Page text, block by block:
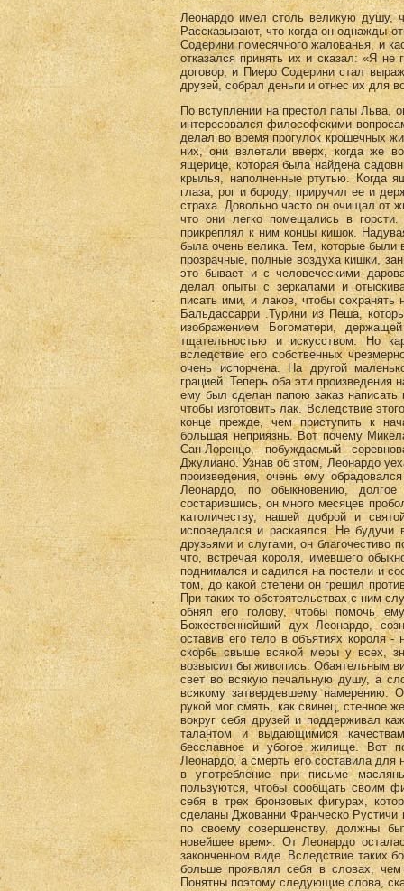
Леонардо имел столь великую душу,
Рассказывают, что когда он однажды
Содерини помесячного жалованья, и
отказался принять их и сказал: «Я
договор, и Пиеро Содерини стал
друзей, собрал деньги и отнес их для
По вступлении на престол папы Льва,
интересовался философскими
делал во время прогулок крошечных
них, они взлетали вверх, когда же
ящерице, которая была найдена
крылья, наполненные ртутью. Когда
глаза, рог и бороду, приручил ее и
страха. Довольно часто он очищал от
что они легко помещались в
прикреплял к ним концы кишок.
была очень велика. Тем, которые были
прозрачные, полные воздуха кишки,
это бывает и с человеческими
делал опыты с зеркалами и
писать ими, и лаков, чтобы
Бальдассарри .Турини из Пеша,
изображением Богоматери,
тщательностью и искусством. Но
вследствие его собственных
очень испорчена. На другой
грацией. Теперь оба эти
ему был сделан папою заказ написать
чтобы изготовить лак. Вследствие
конце прежде, чем приступить к
большая неприязнь. Вот почему
Сан-Лоренцо, побуждаемый
Джулиано. Узнав об этом, Леонардо
произведения, очень ему
Леонардо, по обыкновению,
состарившись, он много месяцев
католичеству, нашей доброй и
исповедался и раскаялся. Не будучи
друзьями и слугами, он благочестиво
что, встречая короля, имевшего
поднимался и садился на постели и
том, до какой степени он грешил
При таких-то обстоятельствах с ним
обнял его голову, чтобы помочь
Божественнейший дух Леонардо,
оставив его тело в объятиях короля
скорбь свыше всякой меры у всех,
возвысил бы живопись. Обаятельным
свет во всякую печальную душу, а
всякому затвердевшему
рукой мог смять, как свинец, стенное
вокруг себя друзей и поддерживал
талантом и выдающимися
бесславное и убогое жилище. Вот
Леонардо, a смерть его составила
в употребление при письме
пользуются, чтобы сообщать своим
себя в трех бронзовых фигурах,
сделаны Джованни Франческо
по своему совершенству, должны
новейшее время. От Леонардо
законченном виде. Вследствие таких
больше проявлял себя в словах,
Понятны поэтому следующие слова,